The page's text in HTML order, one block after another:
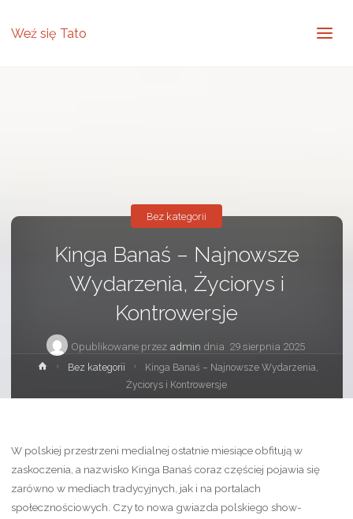
Weź się Tato
Kinga Banaś – Najnowsze
Wydarzenia, Życiorys i
Kontrowersje
Opublikowane przez admin dnia 29 sierpnia 2025
Bez kategorii
StronaBez kategorii
Kinga Banaś – Najnowsze Wydarzenia,
Życiorys i Kontrowersje
W polskiej przestrzeni medialnej ostatnie miesiące obfitują w
zaskoczenia, a nazwisko Kinga Banaś coraz częściej pojawia się
zarówno w mediach tradycyjnych, jak i na portalach
społecznościowych. Czy to nowa gwiazda polskiego show-